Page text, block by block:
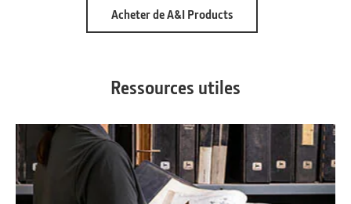
Acheter de A&I Productsabout
Ressources utiles